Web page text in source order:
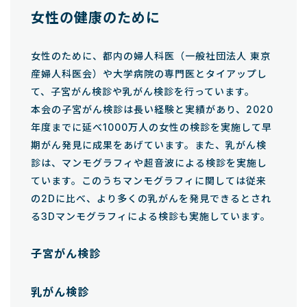
女性の健康のために
女性のために、都内の婦人科医（一般社団法人 東京
産婦人科医会）や大学病院の専門医とタイアップし
て、子宮がん検診や乳がん検診を行っています。
本会の子宮がん検診は長い経験と実績があり、2020
年度までに延べ1000万人の女性の検診を実施して早
期がん発見に成果をあげています。また、乳がん検
診は、マンモグラフィや超音波による検診を実施し
ています。このうちマンモグラフィに関しては従来
の2Dに比べ、より多くの乳がんを発見できるとされ
る3Dマンモグラフィによる検診も実施しています。
子宮がん検診
乳がん検診